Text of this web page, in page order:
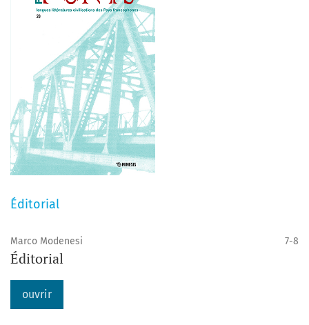
Éditorial
Marco Modenesi 7-8
Éditorial
ouvrir